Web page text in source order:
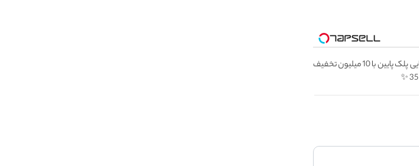
جراحی زیبایی پلک پایین با 10 میلیون تخفیف